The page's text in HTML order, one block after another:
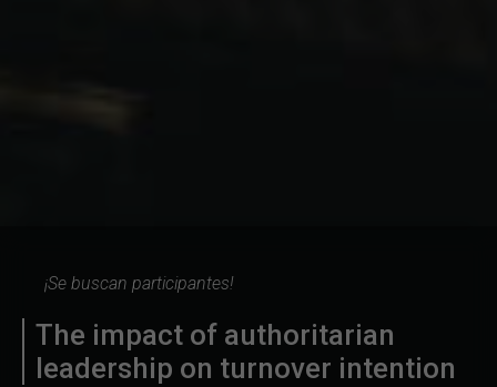
¡Se buscan participantes!
The impact of authoritarian
leadership on turnover intention